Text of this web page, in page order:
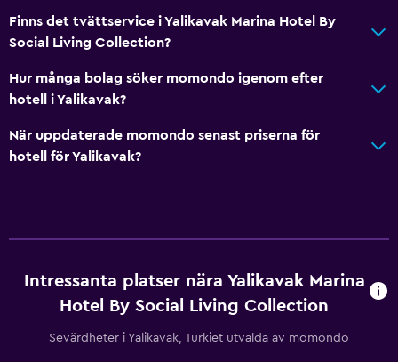
Daglig städning
Kassaskåp
Arbetsyta
Skrivbord
Finns det tvättservice i Yalikavak Marina Hotel By
Social Living Collection?
Hur många bolag söker momondo igenom efter
hotell i Yalikavak?
När uppdaterade momondo senast priserna för
hotell för Yalikavak?
Intressanta platser nära Yalikavak Marina
Hotel By Social Living Collection
Sevärdheter i Yalikavak, Turkiet utvalda av momondo